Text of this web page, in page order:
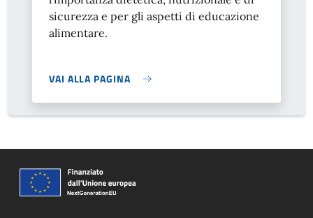
sicurezza e per gli aspetti di educazione
alimentare.
VAI ALLA PAGINA